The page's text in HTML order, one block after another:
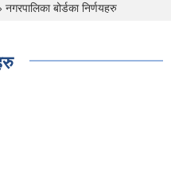
नगरपालिका बोर्डका निर्णयहरु